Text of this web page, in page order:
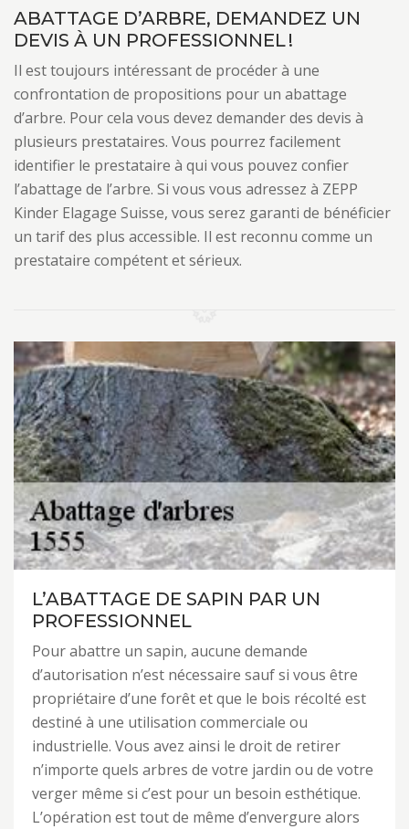
ABATTAGE D’ARBRE, DEMANDEZ UN
DEVIS À UN PROFESSIONNEL !
Il est toujours intéressant de procéder à une
confrontation de propositions pour un abattage
d’arbre. Pour cela vous devez demander des devis à
plusieurs prestataires. Vous pourrez facilement
identifier le prestataire à qui vous pouvez confier
l’abattage de l’arbre. Si vous vous adressez à ZEPP
Kinder Elagage Suisse, vous serez garanti de bénéficier
un tarif des plus accessible. Il est reconnu comme un
prestataire compétent et sérieux.
L’ABATTAGE DE SAPIN PAR UN
PROFESSIONNEL
Pour abattre un sapin, aucune demande
d’autorisation n’est nécessaire sauf si vous être
propriétaire d’une forêt et que le bois récolté est
destiné à une utilisation commerciale ou
industrielle. Vous avez ainsi le droit de retirer
n’importe quels arbres de votre jardin ou de votre
verger même si c’est pour un besoin esthétique.
L’opération est tout de même d’envergure alors